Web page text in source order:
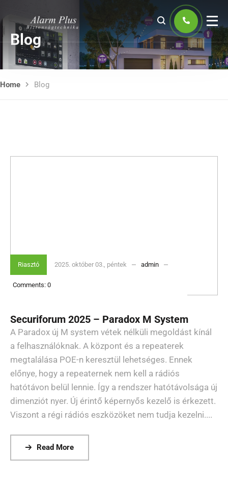
Blog
Home Blog
Riasztó 2025. október 03., péntek admin
Comments: 0
Securiforum 2025 – Paradox M System
A Paradox új M system vétek nélküli megoldást kínál
a felhasználóknak. A központ és a repeaterek
megtalálása POE-n keresztül lehetséges. Ennek
előnye, hogy a repeaternek nem kell a rádiós
hatótávon belül lennie. Így a rendszer hatótávolsága új
dimenziót nyer. Új érintő képernyős kezelő is érkezett.
Viszont a régi rádiós eszközöket nem tudja kezelni....
Read More